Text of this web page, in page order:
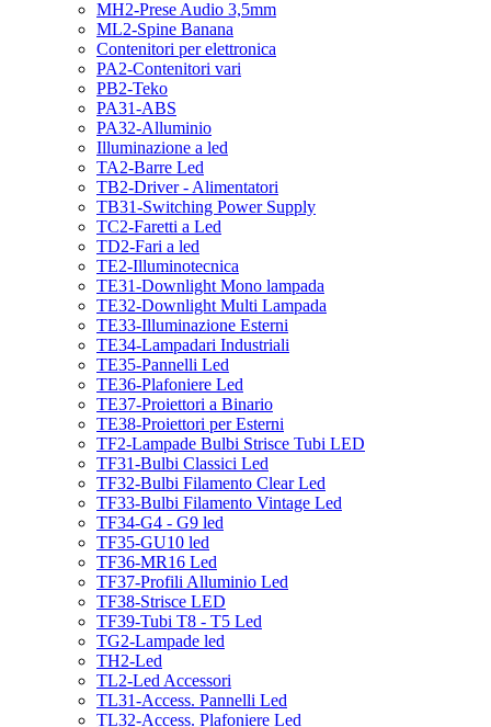
MH2-Prese Audio 3,5mm
ML2-Spine Banana
Contenitori per elettronica
PA2-Contenitori vari
PB2-Teko
PA31-ABS
PA32-Alluminio
Illuminazione a led
TA2-Barre Led
TB2-Driver - Alimentatori
TB31-Switching Power Supply
TC2-Faretti a Led
TD2-Fari a led
TE2-Illuminotecnica
TE31-Downlight Mono lampada
TE32-Downlight Multi Lampada
TE33-Illuminazione Esterni
TE34-Lampadari Industriali
TE35-Pannelli Led
TE36-Plafoniere Led
TE37-Proiettori a Binario
TE38-Proiettori per Esterni
TF2-Lampade Bulbi Strisce Tubi LED
TF31-Bulbi Classici Led
TF32-Bulbi Filamento Clear Led
TF33-Bulbi Filamento Vintage Led
TF34-G4 - G9 led
TF35-GU10 led
TF36-MR16 Led
TF37-Profili Alluminio Led
TF38-Strisce LED
TF39-Tubi T8 - T5 Led
TG2-Lampade led
TH2-Led
TL2-Led Accessori
TL31-Access. Pannelli Led
TL32-Access. Plafoniere Led